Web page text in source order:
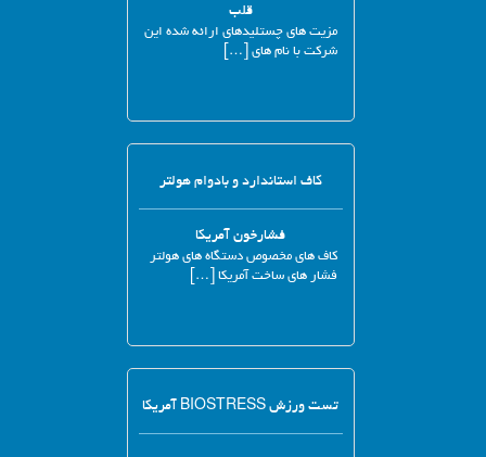
قلب
مزیت های چستلیدهای ارائه شده این
شرکت با نام های […]
کاف استاندارد و بادوام هولتر
فشارخون آمریکا
کاف های مخصوص دستگاه های هولتر
فشار های ساخت آمریکا […]
تست ورزش BIOSTRESS آمریکا